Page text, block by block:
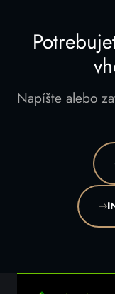
Napíšte alebo